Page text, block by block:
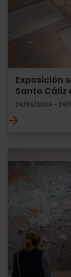
Exposición
Santo Cáliz
26/06/2026 - 29/